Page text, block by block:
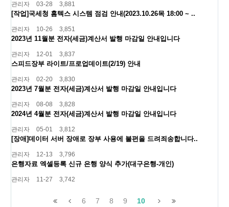
관리자 03-28 3,881
[작업]국세청 홈텍스 시스템 점검 안내(2023.10.26목 18:00 ~ ..
관리자 10-26 3,851
2023년 11월분 전자(세금)계산서 발행 마감일 안내입니다
관리자 12-01 3,837
스피드장부 라이트/프로업데이트(2/19) 안내
관리자 02-20 3,830
2023년 7월분 전자(세금)계산서 발행 마감일 안내입니다
관리자 08-08 3,828
2024년 4월분 전자(세금)계산서 발행 마감일 안내입니다
관리자 05-01 3,812
[장애]데이터 서버 장애로 장부 사용에 불편을 드려죄송합니다..
관리자 12-13 3,796
은행자료 엑셀등록 신규 은행 양식 추가(대구은행-개인)
관리자 11-27 3,742
6 7 8 9 10